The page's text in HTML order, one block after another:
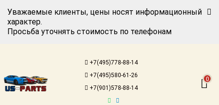
Уважаемые клиенты, цены носят информационный
характер.
Просьба уточнять стоимость по телефонам
+7(495)778-88-14
+7(495)580-61-26
+7(901)578-88-14
0
Авторизация
американских
автомобилей